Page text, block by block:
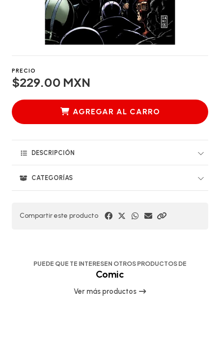
PRECIO
$229.00 MXN
AGREGAR AL CARRO
DESCRIPCIÓN
CATEGORÍAS
Compartir este producto
PUEDE QUE TE INTERESEN OTROS PRODUCTOS DE
Comic
Ver más productos